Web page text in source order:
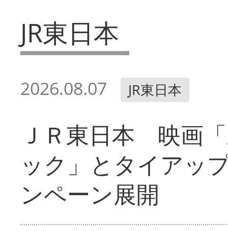
JR東日本
2026.08.07 JR東日本
ＪＲ東日本 映画
ック」とタイアッ
ンペーン展開